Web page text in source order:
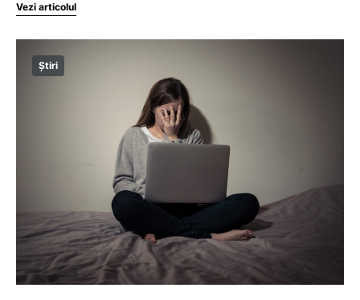
Vezi articolul
Știri